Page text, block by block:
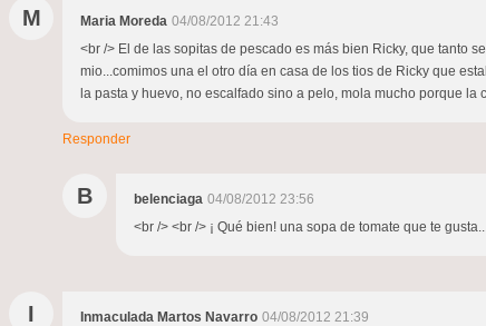
M Maria Moreda 04/08/2012 21:43
<br /> El de las sopitas de pescado es más bien Ricky, que tanto
mio...comimos una el otro día en casa de los tios de Ricky que
la pasta y huevo, no escalfado sino a pelo, mola mucho porque
Responder
B belenciaga 04/08/2012 23:56
<br /> <br /> ¡ Qué bien! una sopa de tomate que te
I Inmaculada Martos Navarro 04/08/2012 21:39